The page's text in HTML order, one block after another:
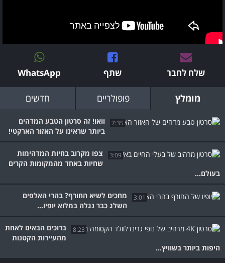
שלח לחבר שתף WhatsApp
מומלץ פופולריים חדשים
7:35
וואו! זה סרטון הטבע המדהים
ביותר שראינו על האזור הארקטי!
3:09
צפו מקרוב בחיות המדהימות
שחיות באחד מהמקומות הקרים
בעולם...
3:01
מחכים לשיא החורף? בהרי האלפים
השלג כבר נגלה במלוא יופיו...
8:23
ברוכים הבאים לאחת
מהעיירות הקטנות
היפות ביותר בשוויץ...